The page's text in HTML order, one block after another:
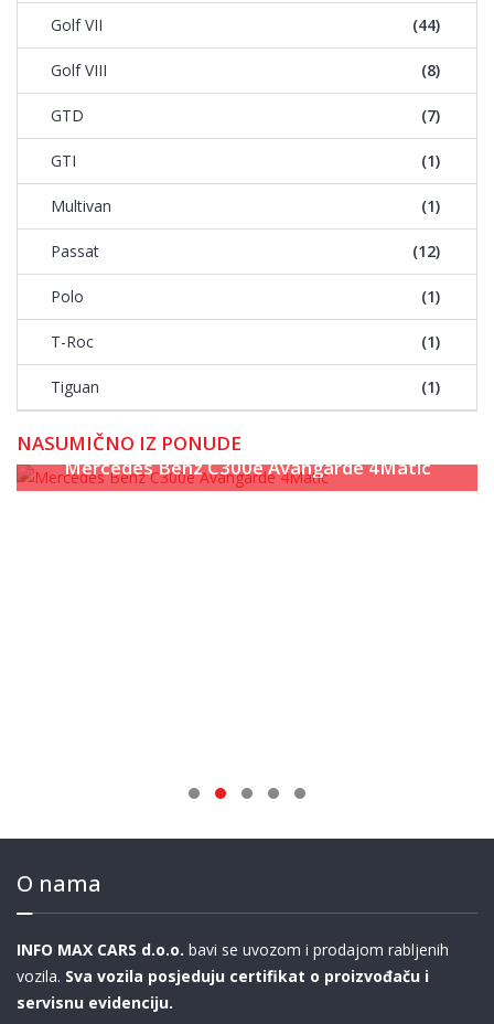
Golf VII (44)
Golf VIII (8)
GTD (7)
GTI (1)
Multivan (1)
Passat (12)
Polo (1)
T-Roc (1)
Tiguan (1)
NASUMIČNO IZ PONUDE
Mercedes Benz C300e Avangarde 4Matic
O nama
INFO MAX CARS d.o.o. bavi se uvozom i prodajom rabljenih
vozila. Sva vozila posjeduju certifikat o proizvođaču i
servisnu evidenciju.